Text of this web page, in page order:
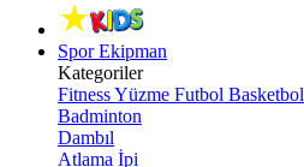
Spor Ekipman
Kategoriler
FitnessYüzme Futbol Basketbol
Badminton
Dambıl
Atlama İpi